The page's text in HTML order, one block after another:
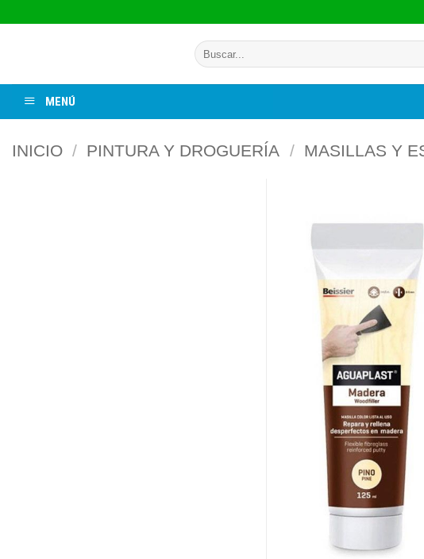
Buscar
por:
MENÚ
INICIO / PINTURA Y DROGUERÍA / MASILLAS Y